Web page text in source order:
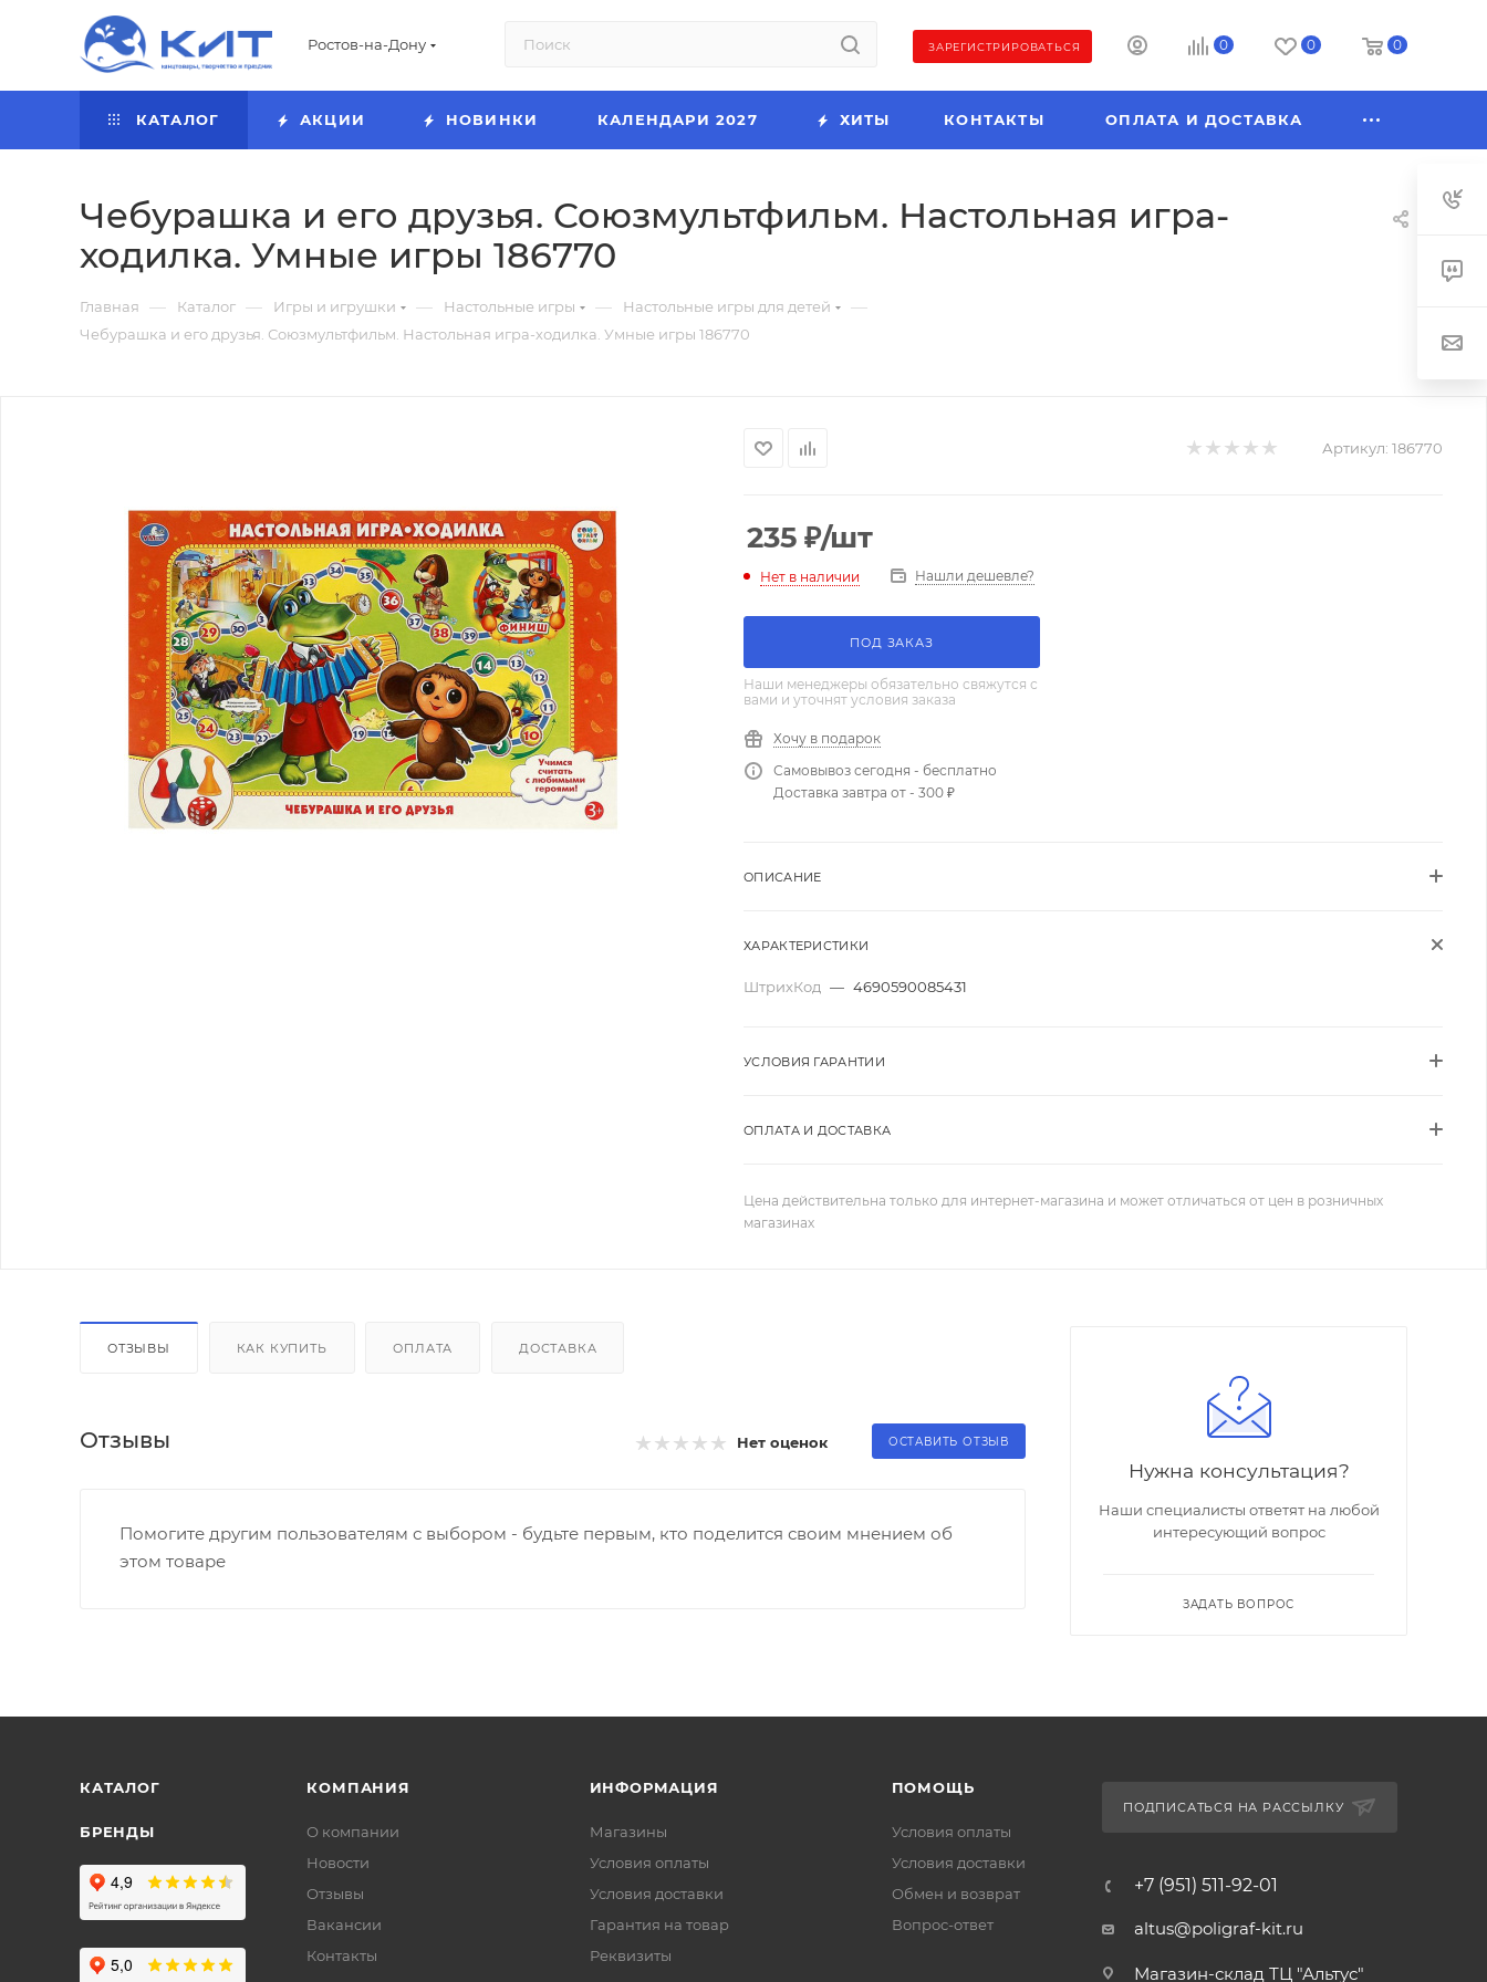
Ростов-на-Дону ЗАРЕГИСТРИРОВАТЬСЯ 0 0 0
КАТАЛОГ АКЦИИ НОВИНКИ КАЛЕНДАРИ 2027 ХИТЫ КОНТАКТЫ ОПЛАТА И ДОСТАВКА
Чебурашка и его друзья. Союзмультфильм. Настольная игра-
ходилка. Умные игры 186770
Главная — Каталог — Игры и игрушки — Настольные игры — Настольные игры для детей —
Чебурашка и его друзья. Союзмультфильм. Настольная игра-ходилка. Умные игры 186770
Артикул: 186770
235 ₽/шт
Нет в наличии Нашли дешевле?
ПОД ЗАКАЗ
Наши менеджеры обязательно свяжутся с
вами и уточнят условия заказа
Хочу в подарок
Самовывоз сегодня - бесплатно
Доставка завтра от - 300 ₽
ОПИСАНИЕ
ХАРАКТЕРИСТИКИ
ШтрихКод — 4690590085431
УСЛОВИЯ ГАРАНТИИ
ОПЛАТА И ДОСТАВКА
Цена действительна только для интернет-магазина и может отличаться от цен в розничных
магазинах
ОТЗЫВЫ КАК КУПИТЬ ОПЛАТА ДОСТАВКА
Отзывы Нет оценок ОСТАВИТЬ ОТЗЫВ
Помогите другим пользователям с выбором - будьте первым, кто поделится своим мнением об
этом товаре
Нужна консультация?
Наши специалисты ответят на любой
интересующий вопрос
ЗАДАТЬ ВОПРОС
КАТАЛОГ
БРЕНДЫ
КОМПАНИЯ
О компании
Новости
Отзывы
Вакансии
Контакты
ИНФОРМАЦИЯ
Магазины
Условия оплаты
Условия доставки
Гарантия на товар
Реквизиты
ПОМОЩЬ
Условия оплаты
Условия доставки
Обмен и возврат
Вопрос-ответ
ПОДПИСАТЬСЯ НА РАССЫЛКУ
+7 (951) 511-92-01
altus@poligraf-kit.ru
Магазин-склад ТЦ "Альтус"